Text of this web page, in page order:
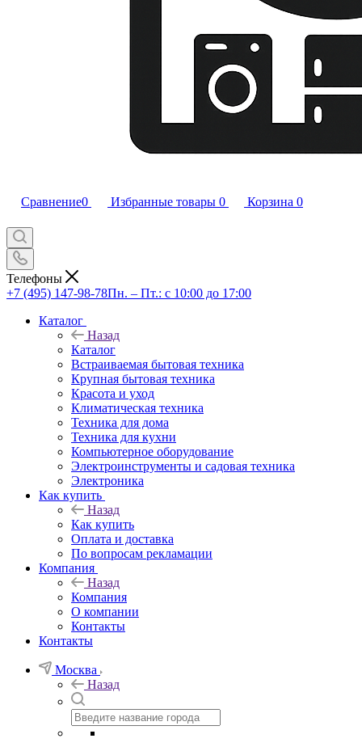
Сравнение0 Избранные товары 0 Корзина 0
Телефоны
+7 (495) 147-98-78Пн. – Пт.: с 10:00 до 17:00
Каталог
Назад
Каталог
Встраиваемая бытовая техника
Крупная бытовая техника
Красота и уход
Климатическая техника
Техника для дома
Техника для кухни
Компьютерное оборудование
Электроинструменты и садовая техника
Электроника
Как купить
Назад
Как купить
Оплата и доставка
По вопросам рекламации
Компания
Назад
Компания
О компании
Контакты
Контакты
Москва
Назад